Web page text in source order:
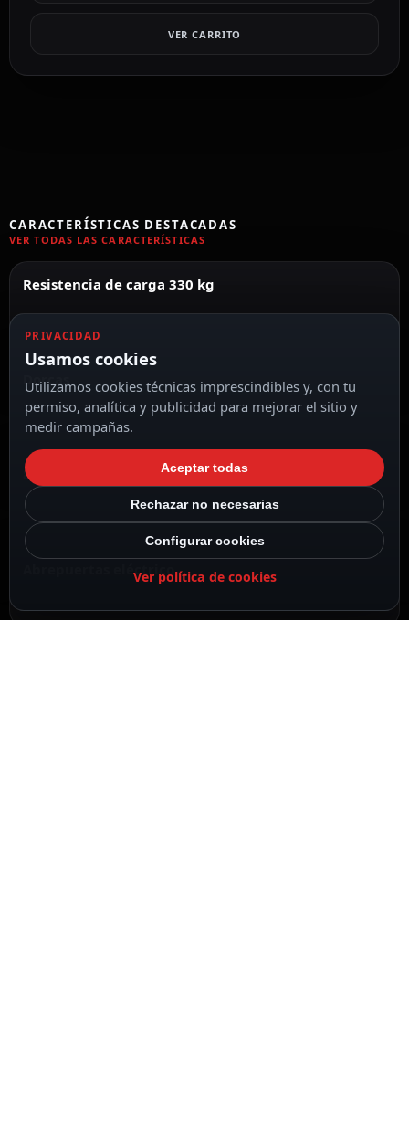
VER CARRITO
CARACTERÍSTICAS DESTACADAS
VER TODAS LAS CARACTERÍSTICAS
Resistencia de carga 330 kg
Dorcas
8-12 VAC/VDC
Abrepuertas eléctrico
PRIVACIDAD
Usamos cookies
Utilizamos cookies técnicas imprescindibles y, con tu
permiso, analítica y publicidad para mejorar el sitio y
medir campañas.
Aceptar todas
Rechazar no necesarias
Configurar cookies
Ver política de cookies